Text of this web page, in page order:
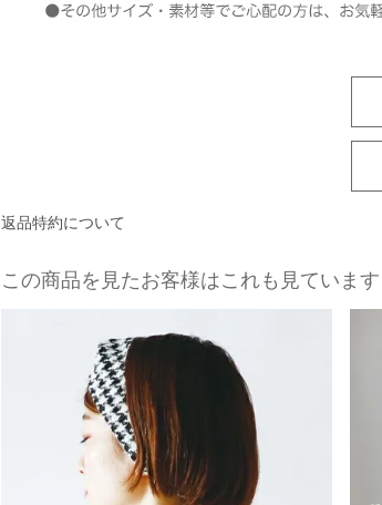
返品特約について
この商品を見たお客様はこれも見ています